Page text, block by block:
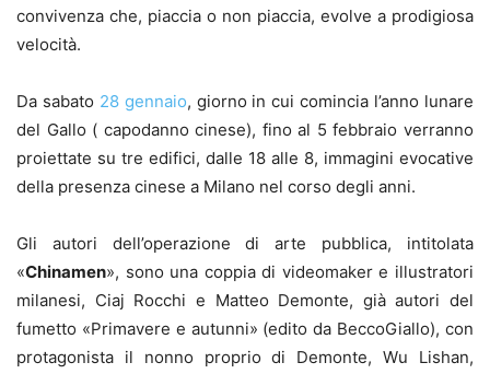
convivenza che, piaccia o non piaccia, evolve a prodigiosa
velocità.
Da sabato 28 gennaio, giorno in cui comincia l’anno lunare
del Gallo ( capodanno cinese), fino al 5 febbraio verranno
proiettate su tre edifici, dalle 18 alle 8, immagini evocative
della presenza cinese a Milano nel corso degli anni.
Gli autori dell’operazione di arte pubblica, intitolata
«Chinamen», sono una coppia di videomaker e illustratori
milanesi, Ciaj Rocchi e Matteo Demonte, già autori del
fumetto «Primavere e autunni» (edito da BeccoGiallo), con
protagonista il nonno proprio di Demonte, Wu Lishan,